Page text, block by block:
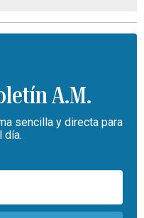
A.M.
sencilla y directa para
día.